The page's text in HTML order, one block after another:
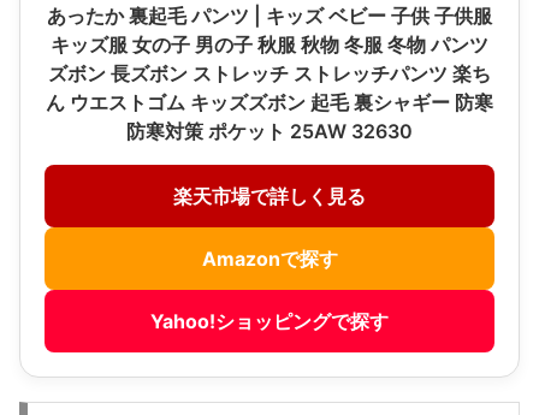
あったか 裏起毛 パンツ | キッズ ベビー 子供 子供服
キッズ服 女の子 男の子 秋服 秋物 冬服 冬物 パンツ
ズボン 長ズボン ストレッチ ストレッチパンツ 楽ち
ん ウエストゴム キッズズボン 起毛 裏シャギー 防寒
防寒対策 ポケット 25AW 32630
楽天市場で詳しく見る
Amazonで探す
Yahoo!ショッピングで探す